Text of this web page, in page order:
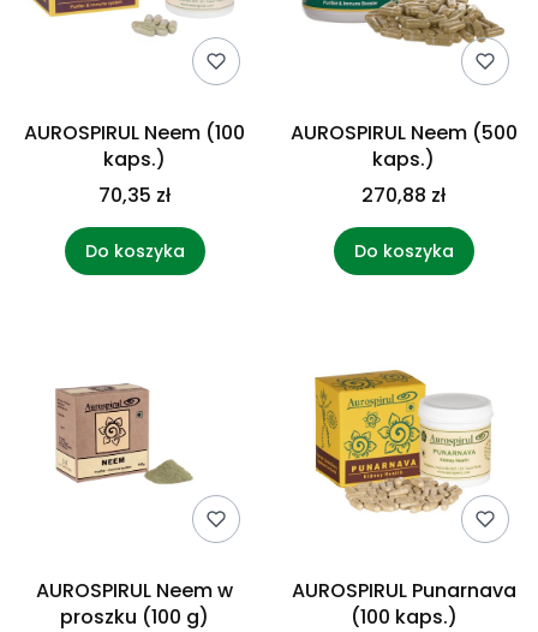
AUROSPIRUL Neem (100
kaps.)
70,35 zł
Do koszyka
AUROSPIRUL Neem (500
kaps.)
270,88 zł
Do koszyka
AUROSPIRUL Neem w
proszku (100 g)
AUROSPIRUL Punarnava
(100 kaps.)